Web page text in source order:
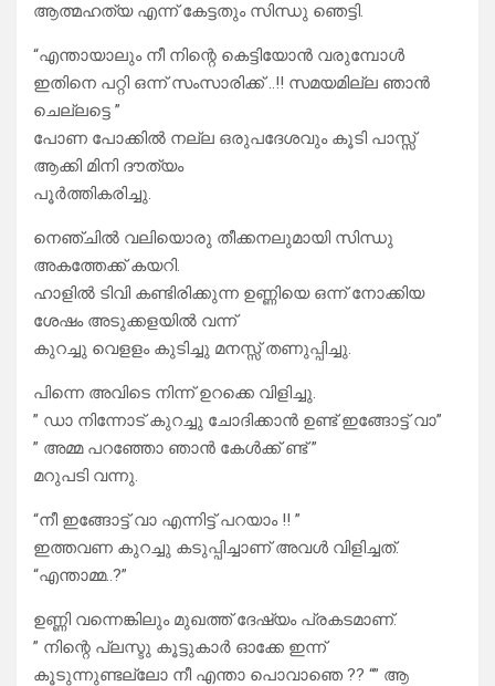
ആത്മഹത്യ എന്ന് കേട്ടതും സിന്ധു ഞെട്ടി.
“എന്തായാലും നീ നിന്റെ കെട്ടിയോൻ വരുമ്പോൾ
ഇതിനെ പറ്റി ഒന്ന് സംസാരിക്ക് ..!! സമയമില്ല ഞാൻ
ചെല്ലട്ടെ ”
പോണ പോക്കിൽ നല്ല ഒരുപദേശവും കൂടി പാസ്സ്
ആക്കി മിനി ദൗത്യം
പൂർത്തികരിച്ചു.
നെഞ്ചിൽ വലിയൊരു തീക്കനലുമായി സിന്ധു
അകത്തേക്ക് കയറി.
ഹാളിൽ ടിവി കണ്ടിരിക്കുന്ന ഉണ്ണിയെ ഒന്ന് നോക്കിയ
ശേഷം അടുക്കളയിൽ വന്ന്
കുറച്ചു വെളളം കുടിച്ചു മനസ്സ് തണുപ്പിച്ചു.
പിന്നെ അവിടെ നിന്ന് ഉറക്കെ വിളിച്ചു.
” ഡാ നിന്നോട് കുറച്ചു ചോദിക്കാൻ ഉണ്ട് ഇങ്ങോട്ട് വാ”
” അമ്മ പറഞ്ഞോ ഞാൻ കേൾക്ക് ണ്ട് ”
മറുപടി വന്നു.
“നീ ഇങ്ങോട്ട് വാ എന്നിട്ട് പറയാം !! ”
ഇത്തവണ കുറച്ചു കടുപ്പിച്ചാണ് അവൾ വിളിച്ചത്.
“എന്താമ്മ..?”
ഉണ്ണി വന്നെങ്കിലും മുഖത്ത് ദേഷ്യം പ്രകടമാണ്.
” നിന്റെ പ്ലസ്ടു കൂട്ടുകാർ ഓക്കേ ഇന്ന്
കൂടുന്നുണ്ടല്ലോ നീ എന്താ പൊവാഞെ ?? “” ആ